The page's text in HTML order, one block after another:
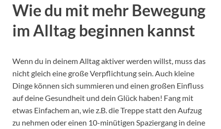
Wie du mit mehr Bewegung
im Alltag beginnen kannst
Wenn du in deinem Alltag aktiver werden willst, muss das
nicht gleich eine große Verpflichtung sein. Auch kleine
Dinge können sich summieren und einen großen Einfluss
auf deine Gesundheit und dein Glück haben! Fang mit
etwas Einfachem an, wie z.B. die Treppe statt den Aufzug
zu nehmen oder einen 10-minütigen Spaziergang in deine